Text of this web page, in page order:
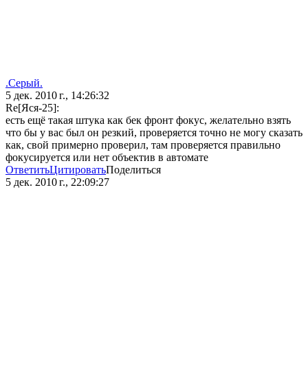
.Серый.
5 дек. 2010 г., 14:26:32
Re[Яся-25]:
есть ещё такая штука как бек фронт фокус, желательно взять
что бы у вас был он резкий, проверяется точно не могу сказать
как, свой примерно проверил, там проверяется правильно
фокусируется или нет объектив в автомате
ОтветитьЦитироватьПоделиться
5 дек. 2010 г., 22:09:27